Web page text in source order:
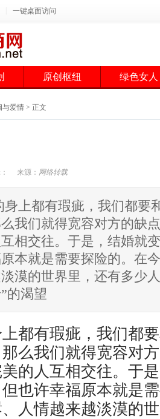
一键桌面访问
原创枢纽 绿色女人
与爱情 > 正文
来源： 网络转载
身上都有瑕疵，我们都要
我们就得宽容对方的缺
相交往。于是，结婚就
本就是需要探险的。在
漠的世界里，还有多少
的渴望
都有瑕疵，我们都
么我们就得宽容对
的人互相交往。于
也许幸福原本就是
人情越来越淡漠的